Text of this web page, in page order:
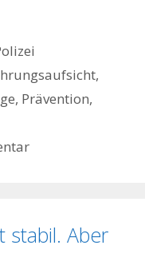
,
, Prävention,
stabil. Aber